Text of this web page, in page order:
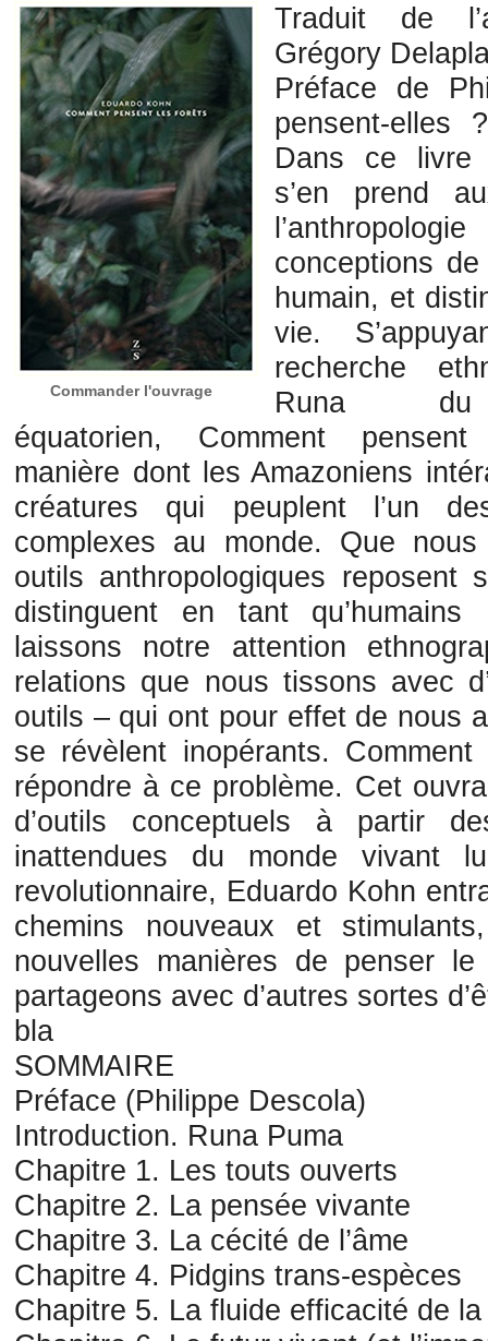
Commander l'ouvrage
Traduit de
Grégory
Préface de
pensent-elles
Dans ce livre
s’en prend
conceptions
humain, et
vie.
recherche
Runa
équatorien, Comment
manière dont les Amazoniens
créatures qui peuplent l’un
complexes au monde. Que
outils anthropologiques reposent
distinguent en tant
laissons notre attention
relations que nous tissons avec
outils – qui ont pour effet de nous
se révèlent inopérants.
répondre à ce problème. Cet
d’outils conceptuels à partir
inattendues du monde vivant
revolutionnaire, Eduardo Kohn
chemins nouveaux et
nouvelles manières de penser
partageons avec d’autres sortes
bla
SOMMAIRE
Préface (Philippe Descola)
Introduction. Runa Puma
Chapitre 1. Les touts ouverts
Chapitre 2. La pensée vivante
Chapitre 3. La cécité de l’âme
Chapitre 4. Pidgins trans-espèces
Chapitre 5. La fluide efficacité de